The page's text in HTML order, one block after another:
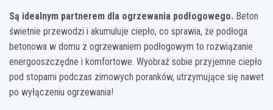
Są idealnym partnerem dla ogrzewania podłogowego. Beton
świetnie przewodzi i akumuluje ciepło, co sprawia, że podłoga
betonowa w domu z ogrzewaniem podłogowym to rozwiązanie
energooszczędne i komfortowe. Wyobraź sobie przyjemne ciepło
pod stopami podczas zimowych poranków, utrzymujące się nawet
po wyłączeniu ogrzewania!